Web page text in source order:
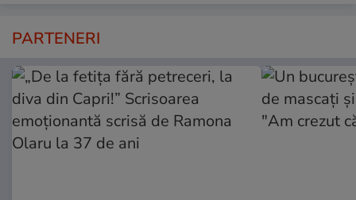
PARTENERI